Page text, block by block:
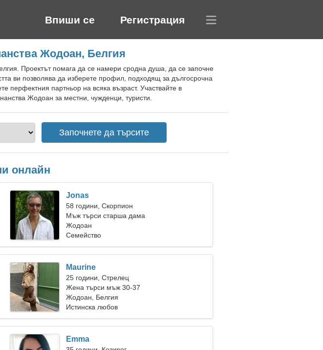
Впиши се Регистрация
Жодоан, Белгия
Проектът помага да се намери сродна душа, да се започне
ви позволява да изберете профил, подходящ за дългосрочна
перфектния партньор на всяка възраст. Участвайте в
Жодоан за местни, чужденци, туристи.
онлайн
Jonas
58 години, Скорпион
Мъж търси старша дама
Жодоан
Семейство
Maurine
25 години, Стрелец
Жена търси мъж 30-37
Жодоан, Белгия
Истинска любов
Emma